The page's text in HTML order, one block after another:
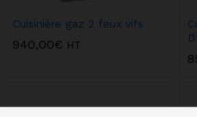
Cuisinière gaz 2 feux vifs
940,00€ HT